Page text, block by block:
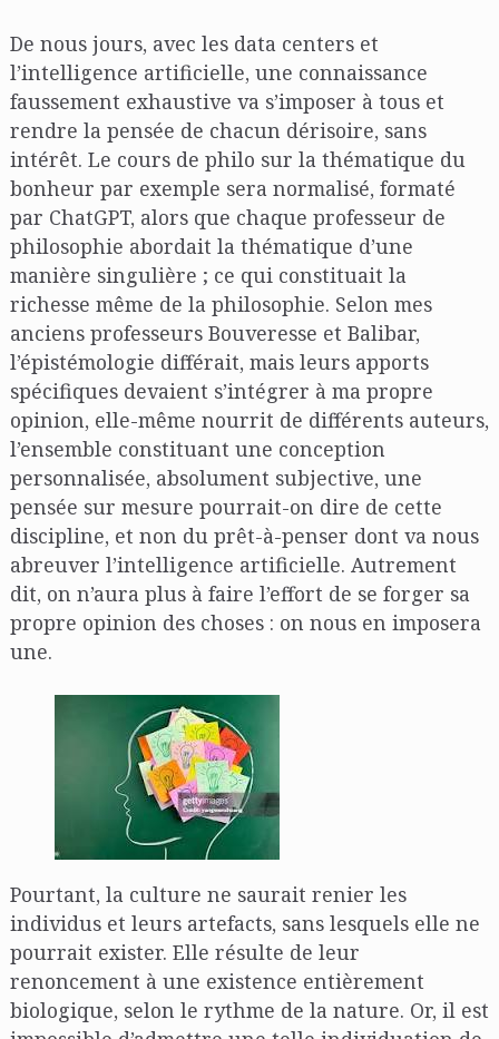
De nous jours, avec les data centers et
l’intelligence artificielle, une connaissance
faussement exhaustive va s’imposer à tous et
rendre la pensée de chacun dérisoire, sans
intérêt. Le cours de philo sur la thématique du
bonheur par exemple sera normalisé, formaté
par ChatGPT, alors que chaque professeur de
philosophie abordait la thématique d’une
manière singulière ; ce qui constituait la
richesse même de la philosophie. Selon mes
anciens professeurs Bouveresse et Balibar,
l’épistémologie différait, mais leurs apports
spécifiques devaient s’intégrer à ma propre
opinion, elle-même nourrit de différents auteurs,
l’ensemble constituant une conception
personnalisée, absolument subjective, une
pensée sur mesure pourrait-on dire de cette
discipline, et non du prêt-à-penser dont va nous
abreuver l’intelligence artificielle. Autrement
dit, on n’aura plus à faire l’effort de se forger sa
propre opinion des choses : on nous en imposera
une.
Pourtant, la culture ne saurait renier les
individus et leurs artefacts, sans lesquels elle ne
pourrait exister. Elle résulte de leur
renoncement à une existence entièrement
biologique, selon le rythme de la nature. Or, il est